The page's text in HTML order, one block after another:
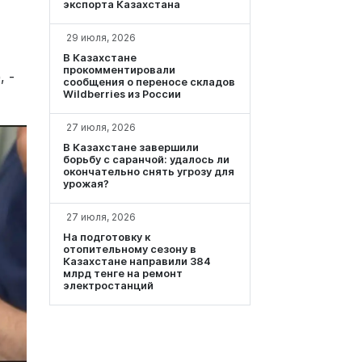
-
экспорта Казахстана
29 июля, 2026
В Казахстане
прокомментировали
сообщения о переносе складов
Wildberries из России
27 июля, 2026
В Казахстане завершили
борьбу с саранчой: удалось ли
окончательно снять угрозу для
урожая?
27 июля, 2026
На подготовку к
отопительному сезону в
Казахстане направили 384
млрд тенге на ремонт
электростанций